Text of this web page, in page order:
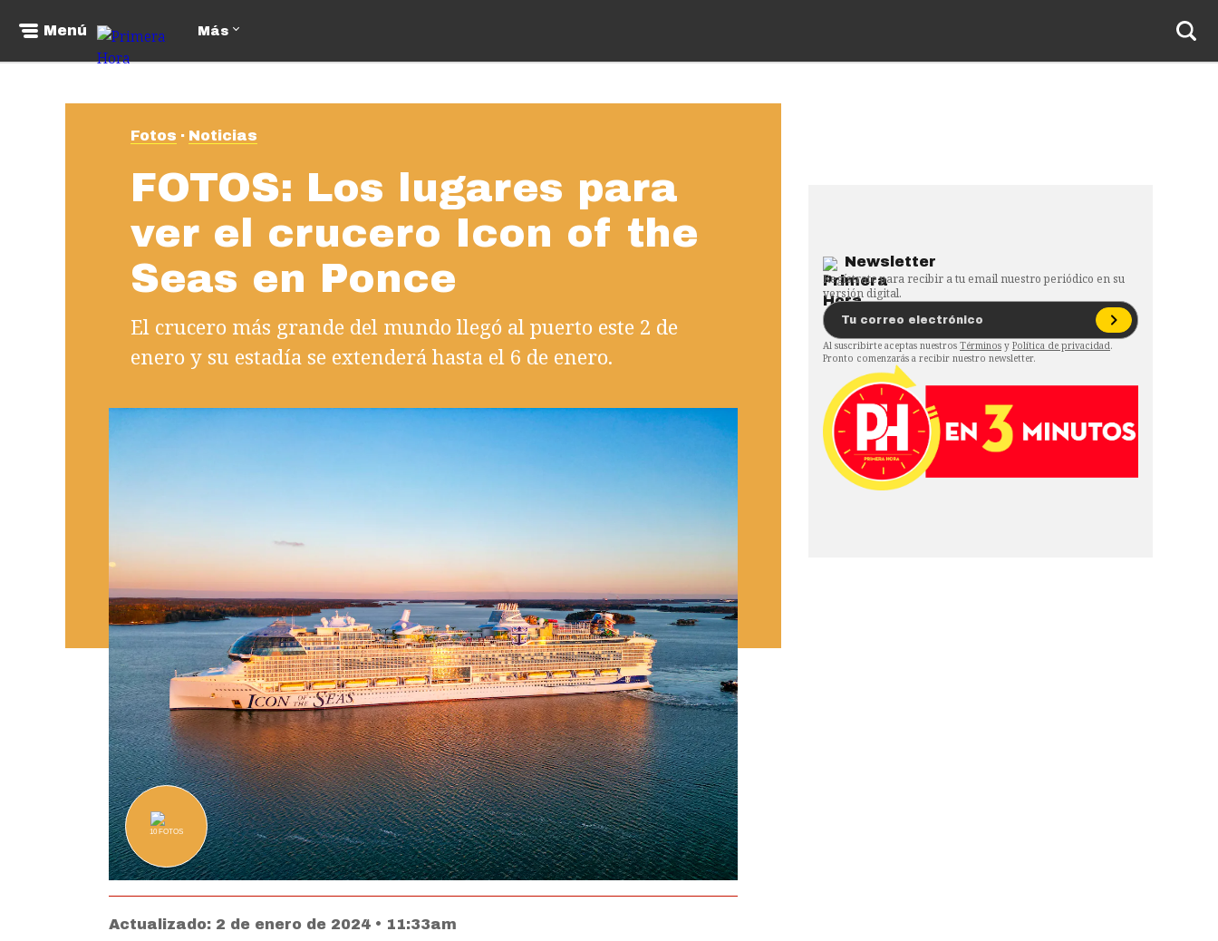
Menú Más
Fotos Noticias
FOTOS: Los lugares para
ver el crucero Icon of the
Seas en Ponce
El crucero más grande del mundo llegó al puerto este 2 de
enero y su estadía se extenderá hasta el 6 de enero.
10 FOTOS
Actualizado: 2 de enero de 2024 • 11:33am
Newsletter
Regístrate para recibir a tu email nuestro periódico en su
versión digital.
Al suscribirte aceptas nuestros Términos y Política de privacidad.
Pronto comenzarás a recibir nuestro newsletter.